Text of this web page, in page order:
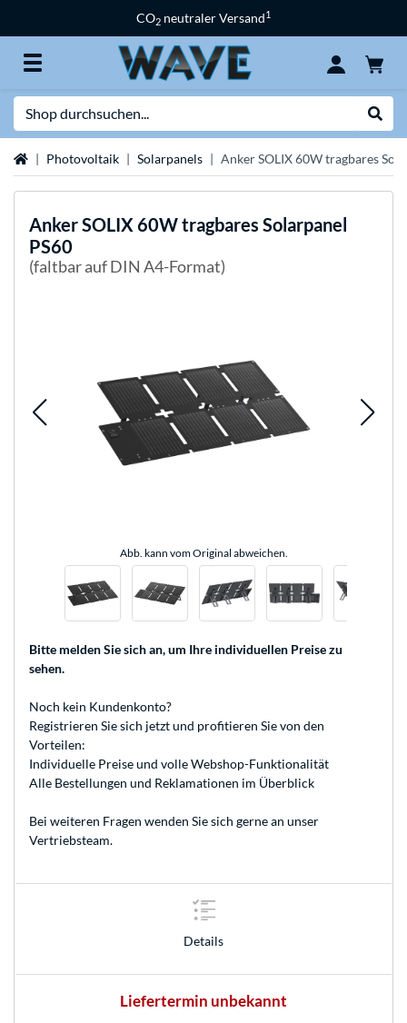
CO2 neutraler Versand1
StartseitePhotovoltaik Solarpanels Anker SOLIX 60W tragbares
AnkerSOLIX 60W tragbares Solarpanel
PS60
(faltbar auf DIN A4-Format)
Abb. kann vom Original abweichen.
Bitte melden Sie sich an, um Ihre individuellen Preise zu
sehen.
Noch kein Kundenkonto?
Registrieren Sie sich jetzt und profitieren Sie von den
Vorteilen:
Individuelle Preise und volle Webshop-Funktionalität
Alle Bestellungen und Reklamationen im Überblick
Bei weiteren Fragen wenden Sie sich gerne an unser
Vertriebsteam.
Details
Liefertermin unbekannt